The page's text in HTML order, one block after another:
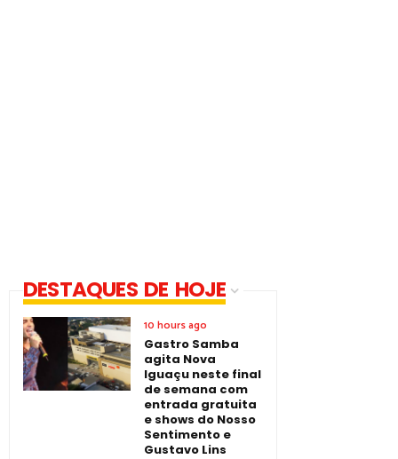
DESTAQUES DE HOJE
10 hours ago
Gastro Samba
agita Nova
Iguaçu neste final
de semana com
entrada gratuita
e shows do Nosso
Sentimento e
Gustavo Lins